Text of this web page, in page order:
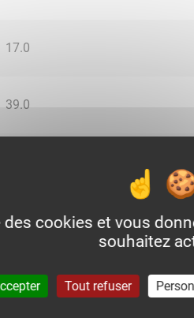
17.0
39.0
cookies et vous
souhaitez
Tout refuser